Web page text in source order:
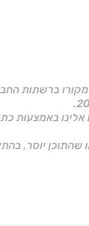
ברשתות
אלינו באמצעות
שהתוכן יוסר,